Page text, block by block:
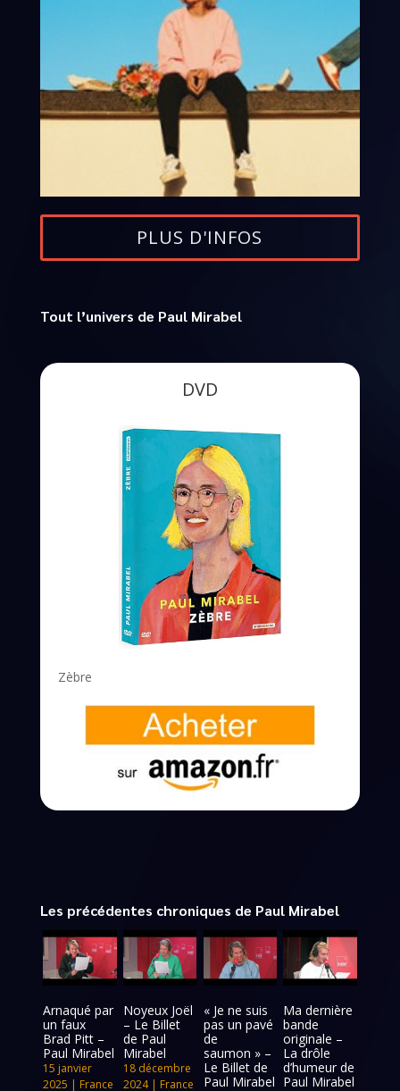
PLUS D'INFOS
Tout l’univers de Paul Mirabel
DVD
Zèbre
Les précédentes chroniques de Paul Mirabel
Arnaqué par
un faux
Brad Pitt –
Paul Mirabel
15 janvier
2025 | France
Noyeux Joël
– Le Billet
de Paul
Mirabel
18 décembre
2024| France
« Je ne suis
pas un pavé
de
saumon » –
Le Billet de
Paul Mirabel
Ma dernière
bande
originale –
La drôle
d’humeur de
Paul Mirabel